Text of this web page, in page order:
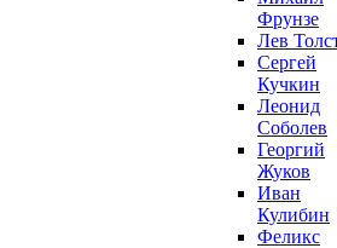
Фрунзе
Лев
Сергей
Кучкин
Леонид
Соболев
Георгий
Жуков
Иван
Кулибин
Феликс